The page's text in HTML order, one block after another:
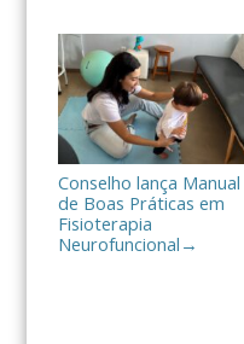
Conselho lança Manual
de Boas Práticas em
Fisioterapia
Neurofuncional →